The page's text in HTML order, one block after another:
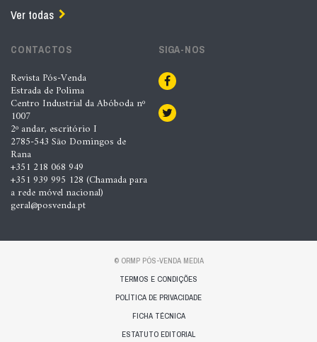
Ver todas
CONTACTOS
Revista Pós-Venda
Estrada de Polima
Centro Industrial da Abóboda nº
1007
2º andar, escritório I
2785-543 São Domingos de
Rana
+351 218 068 949
+351 939 995 128 (Chamada para
a rede móvel nacional)
geral@posvenda.pt
SIGA-NOS
© ORMP PÓS-VENDA MEDIA
TERMOS E CONDIÇÕES
POLÍTICA DE PRIVACIDADE
FICHA TÉCNICA
ESTATUTO EDITORIAL